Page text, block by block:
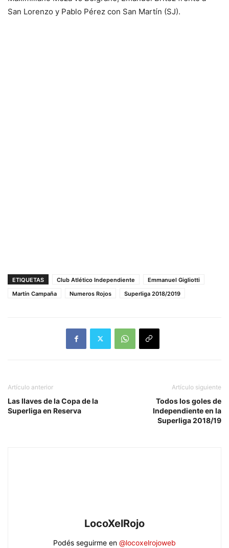
San Lorenzo y Pablo Pérez con San Martín (SJ).
ETIQUETAS Club Atlético Independiente
Emmanuel Gigliotti
Martín Campaña
Numeros Rojos Superliga 2018/2019
Artículo anterior
Las llaves de la Copa de la
Superliga en Reserva
Artículo siguiente
Todos los goles de
Independiente en la
Superliga 2018/19
LocoXelRojo
Podés seguirme en @locoxelrojoweb